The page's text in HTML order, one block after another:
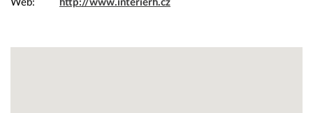
Web
http://www.interierh.cz